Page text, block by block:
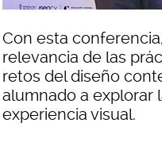
Con esta
relevancia de las
retos del diseño
alumnado a explorar
experiencia visual.